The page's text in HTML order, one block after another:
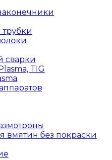
сварки
TIG
вмятин без покраски